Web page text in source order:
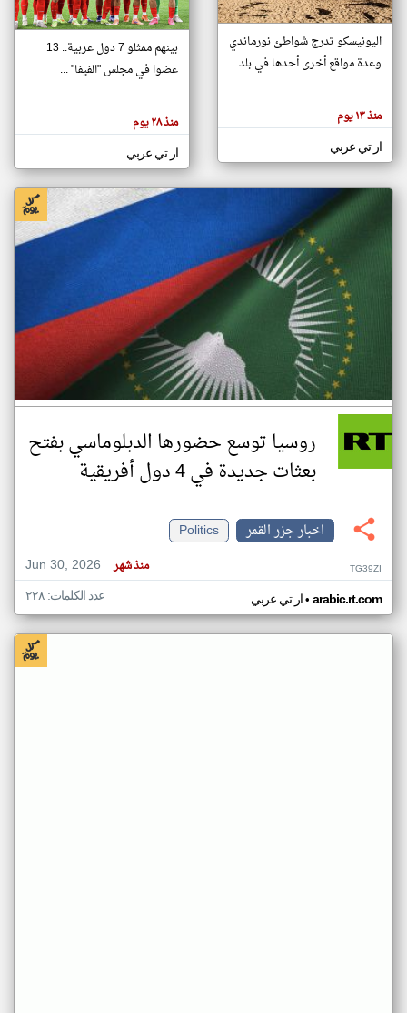
تغيير الدولة
اخبار جزر القمر على مدار الساعة
أهم اخبار جزر القمر العاجلة والمباشرة
هنا عن
وجهة
كاتبيها.
اليونيسكو تدرج شواطئ نورماندي
وعدة مواقع أخرى أحدها في بلد ...
منذ ١٣ يوم
ار تي عربي
بينهم ممثلو 7 دول عربية.. 13
عضوا في مجلس "الفيفا" ...
منذ ٢٨ يوم
ار تي عربي
روسيا توسع حضورها الدبلوماسي بفتح
بعثات جديدة في 4 دول أفريقية
اخبار جزر القمر
Politics
Jun 30, 2026
منذ شهر TG39ZI
ار تي عربي• arabic.rt.com عدد الكلمات: ٢٢٨
klyoum.com